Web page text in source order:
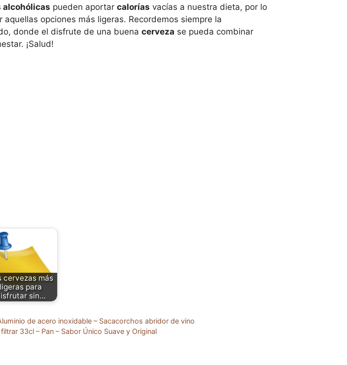
alcohólicas pueden aportar calorías vacías a nuestra dieta, por lo
opciones más ligeras. Recordemos siempre la
donde el disfrute de una buena cerveza se pueda combinar
¡Salud!
cervezas más
ligeras para
sin…
de acero inoxidable – Sacacorchos abridor de vino
33cl – Pan – Sabor Único Suave y Original